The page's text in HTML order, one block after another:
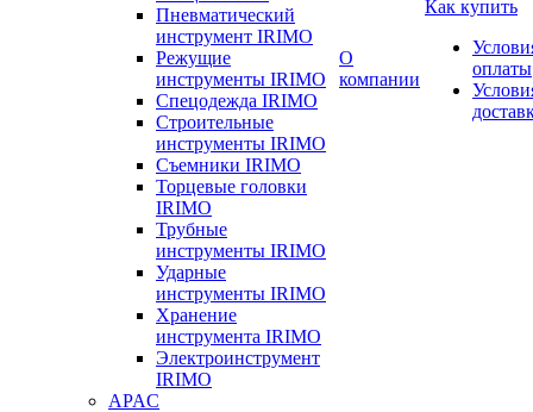
Пневматический
инструмент IRIMO
Режущие
инструменты IRIMO
Спецодежда IRIMO
Строительные
инструменты IRIMO
Съемники IRIMO
Торцевые головки
IRIMO
Трубные
инструменты IRIMO
Ударные
инструменты IRIMO
Хранение
инструмента IRIMO
Электроинструмент
IRIMO
APAC
О
компании
Как купить
оплаты